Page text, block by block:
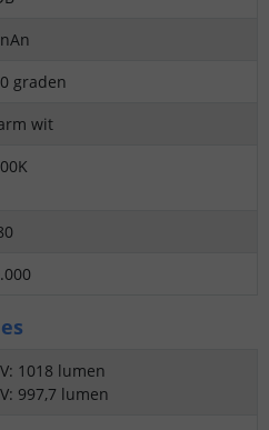
graden
wit
1018 lumen
997,7 lumen